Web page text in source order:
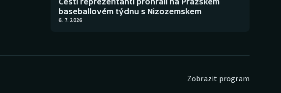
baseballovém týdnu s Nizozemskem
6. 7. 2026
Zobrazit program